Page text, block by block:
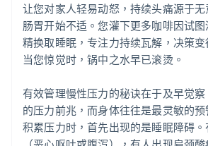
让您对家人轻易动怒，持续头痛源于无
肠胃开始不适。您灌下更多咖啡因试
精换取睡眠，专注力持续瓦解，决策变
当您惊觉时，锅中之水早已滚烫。
有效管理慢性压力的秘诀在于及早觉
的压力前兆，而身体往往是最灵敏的
积累压力时，首先出现的是睡眠障碍